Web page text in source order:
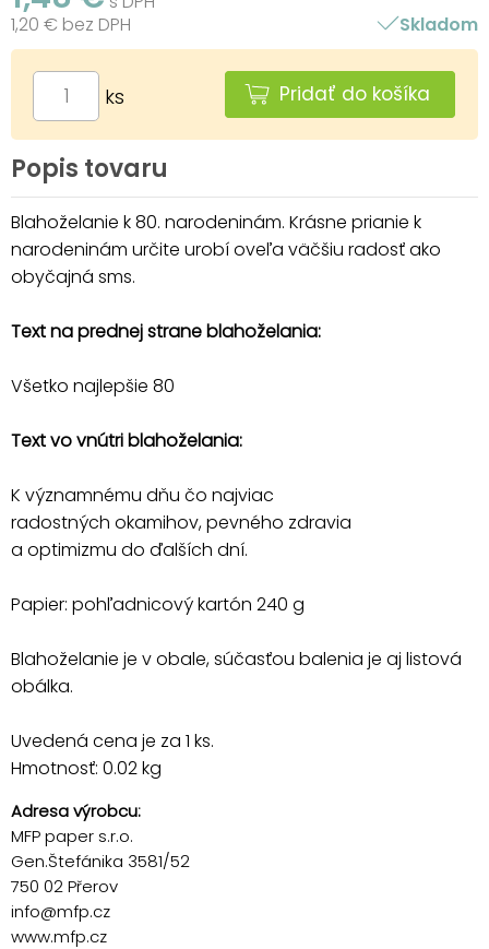
1,20 € bez DPH
Skladom
ks Pridať do košíka
Popis tovaru
Blahoželanie k 80. narodeninám. Krásne prianie k
narodeninám určite urobí oveľa väčšiu radosť ako
obyčajná sms.
Text na prednej strane blahoželania:
Všetko najlepšie 80
Text vo vnútri blahoželania:
K významnému dňu čo najviac
radostných okamihov, pevného zdravia
a optimizmu do ďalších dní.
Papier: pohľadnicový kartón 240 g
Blahoželanie je v obale, súčasťou balenia je aj listová
obálka.
Uvedená cena je za 1 ks.
Hmotnosť: 0.02 kg
Adresa výrobcu:
MFP paper s.r.o.
Gen.Štefánika 3581/52
750 02 Přerov
info@mfp.cz
www.mfp.cz